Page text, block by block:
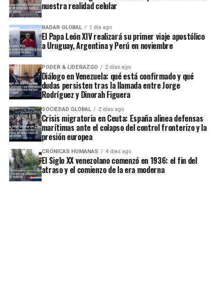
nuestra realidad celular
RADAR GLOBAL 1 día ago
El Papa León XIV realizará su primer viaje apostólico
a Uruguay, Argentina y Perú en noviembre
PODER & LIDERAZGO 2 días ago
Diálogo en Venezuela: qué está confirmado y qué
dudas persisten tras la llamada entre Jorge
Rodríguez y Dinorah Figuera
SOCIEDAD GLOBAL 2 días ago
Crisis migratoria en Ceuta: España alinea defensas
marítimas ante el colapso del control fronterizo y la
presión europea
CRÓNICAS HUMANAS 4 días ago
El Siglo XX venezolano comenzó en 1936: el fin del
atraso y el comienzo de la era moderna